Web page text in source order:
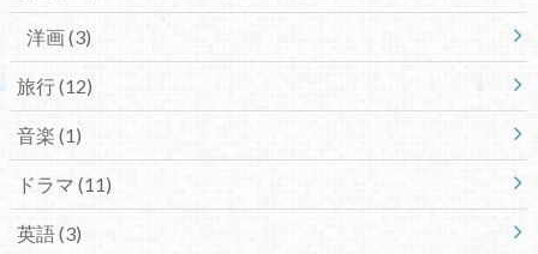
洋画(3)
旅行(12)
音楽 (1)
ドラマ (11)
英語(3)